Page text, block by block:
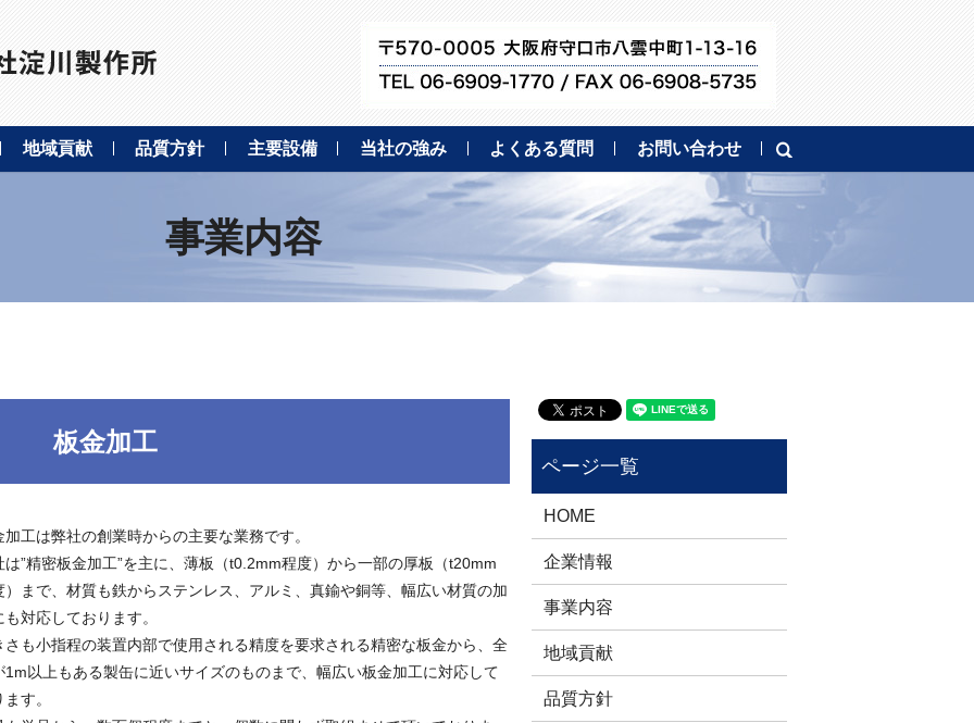
地域貢献 品質方針 主要設備 当社の強み よくある質問 お問い合わせ search
事業内容
板金加工
加工は弊社の創業時からの主要な業務です。
は”精密板金加工”を主に、薄板（t0.2mm程度）から一部の厚板（t20mm
）まで、材質も鉄からステンレス、アルミ、真鍮や銅等、幅広い材質の加
も対応しております。
さも小指程の装置内部で使用される精度を要求される精密な板金から、全
1m以上もある製缶に近いサイズのものまで、幅広い板金加工に対応して
す。
HOME
企業情報
事業内容
地域貢献
品質方針